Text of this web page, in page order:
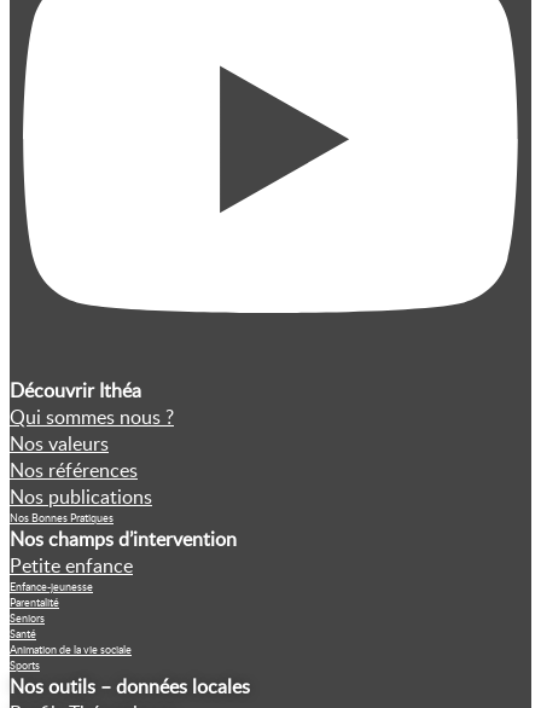
Découvrir Ithéa
Qui sommes nous ?
Nos valeurs
Nos références
Nos publications
Nos Bonnes Pratiques
Nos champs d’intervention
Petite enfance
Enfance-jeunesse
Parentalité
Seniors
Santé
Animation de la vie sociale
Sports
Nos outils – données locales